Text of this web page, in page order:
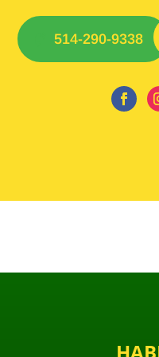
514-290-9338